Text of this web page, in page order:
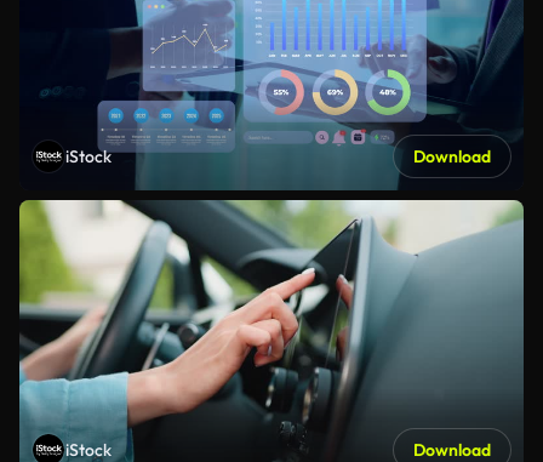
iStock Download
iStock Download